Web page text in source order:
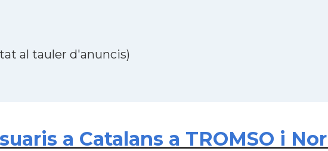
al tauler d'anuncis)
a Catalans a TROMSO i